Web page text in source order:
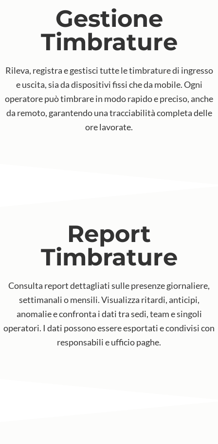
Gestione
Timbrature
Rileva, registra e gestisci tutte le timbrature di ingresso
e uscita, sia da dispositivi fissi che da mobile. Ogni
operatore può timbrare in modo rapido e preciso, anche
da remoto, garantendo una tracciabilità completa delle
ore lavorate.
Report
Timbrature
Consulta report dettagliati sulle presenze giornaliere,
settimanali o mensili. Visualizza ritardi, anticipi,
anomalie e confronta i dati tra sedi, team e singoli
operatori. I dati possono essere esportati e condivisi con
responsabili e ufficio paghe.